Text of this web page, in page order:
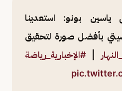
ياسين بونو: استعدينا
بأفضل صورة لتحقيق
#الإخبارية_رياضة